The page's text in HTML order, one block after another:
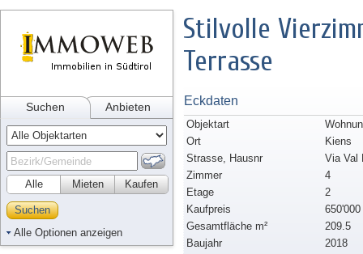
Suchen Anbieten
Alle Kaufen
Mieten
Suchen
Alle Optionen anzeigen
Stilvolle
Terrasse
Eckdaten
Objektart
Ort
Kiens
Strasse, Hausnr
Via Val
Zimmer
4
Etage
2
Kaufpreis
650'000
Gesamtfläche m²
209.5
Baujahr
2018